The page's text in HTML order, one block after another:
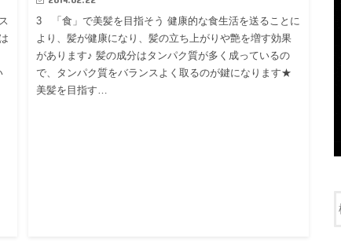
3 「食」で美髪を目指そう 健康的な食生活を送ることに
より、髪が健康になり、髪の立ち上がりや艶を増す効果
があります♪ 髪の成分はタンパク質が多く成っているの
で、タンパク質をバランスよく取るのが鍵になります★
美髪を目指す…